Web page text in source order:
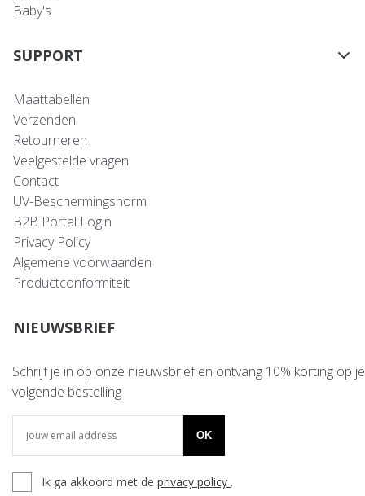
Baby's
SUPPORT
Maattabellen
Verzenden
Retourneren
Veelgestelde vragen
Contact
UV-Beschermingsnorm
B2B Portal Login
Privacy Policy
Algemene voorwaarden
Productconformiteit
NIEUWSBRIEF
Schrijf je in op onze nieuwsbrief en ontvang 10% korting op je
volgende bestelling
OK
Ik ga akkoord met de privacy policy .